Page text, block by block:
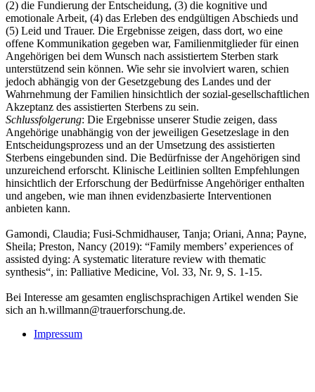
(2) die Fundierung der Entscheidung, (3) die kognitive und
emotionale Arbeit, (4) das Erleben des endgültigen Abschieds und
(5) Leid und Trauer. Die Ergebnisse zeigen, dass dort, wo eine
offene Kommunikation gegeben war, Familienmitglieder für einen
Angehörigen bei dem Wunsch nach assistiertem Sterben stark
unterstützend sein können. Wie sehr sie involviert waren, schien
jedoch abhängig von der Gesetzgebung des Landes und der
Wahrnehmung der Familien hinsichtlich der sozial-gesellschaftlichen
Akzeptanz des assistierten Sterbens zu sein.
Schlussfolgerung: Die Ergebnisse unserer Studie zeigen, dass
Angehörige unabhängig von der jeweiligen Gesetzeslage in den
Entscheidungsprozess und an der Umsetzung des assistierten
Sterbens eingebunden sind. Die Bedürfnisse der Angehörigen sind
unzureichend erforscht. Klinische Leitlinien sollten Empfehlungen
hinsichtlich der Erforschung der Bedürfnisse Angehöriger enthalten
und angeben, wie man ihnen evidenzbasierte Interventionen
anbieten kann.
Gamondi, Claudia; Fusi-Schmidhauser, Tanja; Oriani, Anna; Payne,
Sheila; Preston, Nancy (2019): “Family members’ experiences of
assisted dying: A systematic literature review with thematic
synthesis“, in: Palliative Medicine, Vol. 33, Nr. 9, S. 1-15.
Bei Interesse am gesamten englischsprachigen Artikel wenden Sie
sich an h.willmann@trauerforschung.de.
Impressum